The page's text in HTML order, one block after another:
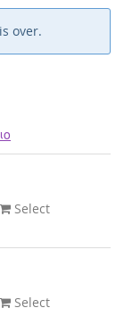
over.
Select
Select